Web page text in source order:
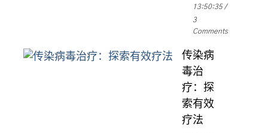
13:50:35
3
Comments
传染病
毒治
疗：探
索有效
疗法